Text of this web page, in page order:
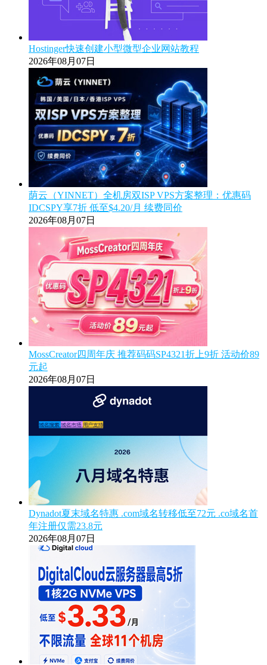
Hostinger快速创建小型微型企业网站教程
2026年08月07日
荫云（YINNET）全机房双ISP VPS方案整理：优惠码
IDCSPY享7折 低至$4.20/月 续费同价
2026年08月07日
MossCreator四周年庆 推荐码码SP4321折上9折 活动价89
元起
2026年08月07日
Dynadot夏末域名特惠 .com域名转移低至72元 .co域名首
年注册仅需23.8元
2026年08月07日